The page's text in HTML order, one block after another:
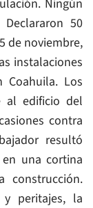
Ningún
50
de noviembre,
instalaciones
Los
al edificio del
contra
resultó
una cortina
y peritajes, la